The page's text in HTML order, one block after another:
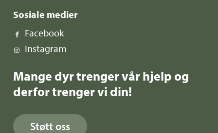
Sosiale medier
Facebook
Instagram
Mange dyr trenger vår hjelp og
derfor trenger vi din!
Støtt oss